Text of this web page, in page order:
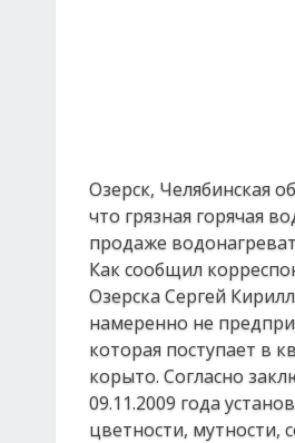
Озерск, Челябинская
что грязная горячая
продаже
Как сообщил
Озерска Сергей
намеренно не
которая поступает в
корыто. Согласно
09.11.2009 года
цветности, мутности,